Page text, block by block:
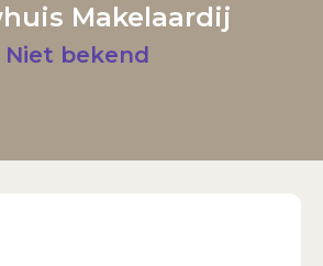
Makelaardij
Niet bekend